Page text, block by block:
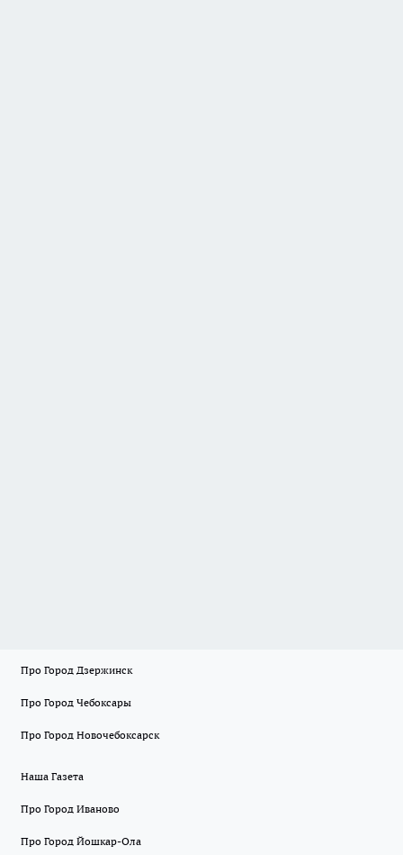
Про Город Дзержинск
Про Город Чебоксары
Про Город Новочебоксарск
Наша Газета
Про Город Иваново
Про Город Йошкар-Ола